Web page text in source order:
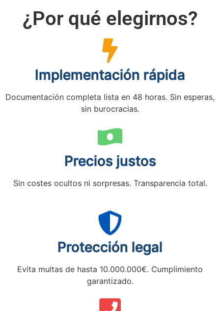
¿Por qué elegirnos?
Implementación rápida
Documentación completa lista en 48 horas. Sin esperas,
sin burocracias.
Precios justos
Sin costes ocultos ni sorpresas. Transparencia total.
Protección legal
Evita multas de hasta 10.000.000€. Cumplimiento
garantizado.